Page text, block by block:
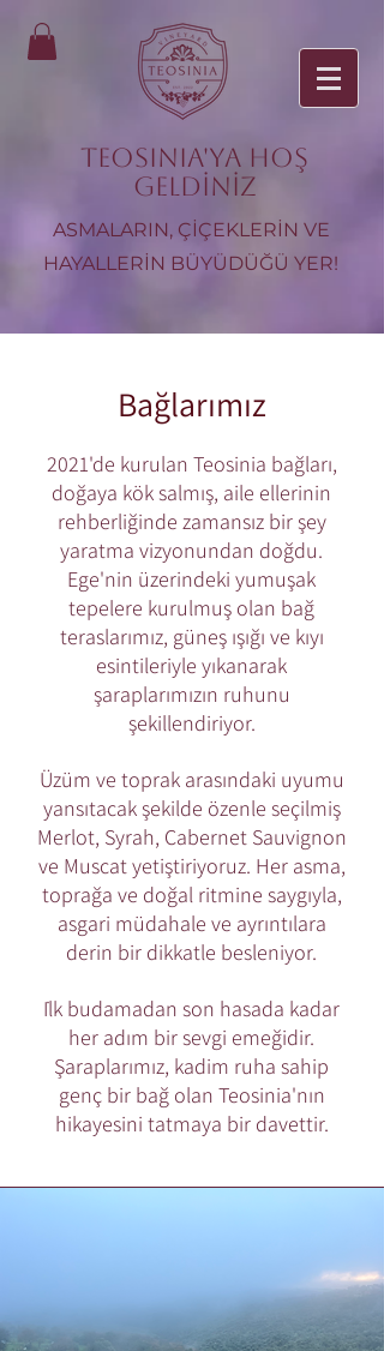
TEOSINIA'ya Hoş
Geldiniz
ASMALARIN, ÇİÇEKLERİN VE
HAYALLERİN BÜYÜDÜĞÜ YER!
Bağlarımız
2021'de kurulan Teosinia bağları,
doğaya kök salmış, aile ellerinin
rehberliğinde zamansız bir şey
yaratma vizyonundan doğdu.
Ege'nin üzerindeki yumuşak
tepelere kurulmuş olan bağ
teraslarımız, güneş ışığı ve kıyı
esintileriyle yıkanarak
şaraplarımızın ruhunu
şekillendiriyor.
Üzüm ve toprak arasındaki uyumu
yansıtacak şekilde özenle seçilmiş
Merlot, Syrah, Cabernet Sauvignon
ve Muscat yetiştiriyoruz. Her asma,
toprağa ve doğal ritmine saygıyla,
asgari müdahale ve ayrıntılara
derin bir dikkatle besleniyor.
İlk budamadan son hasada kadar
her adım bir sevgi emeğidir.
Şaraplarımız, kadim ruha sahip
genç bir bağ olan Teosinia'nın
hikayesini tatmaya bir davettir.